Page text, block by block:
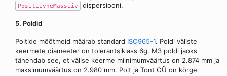
PositiivneMassiiv dispersiooni.
5. Poldid
Poltide mõõtmeid määrab standard ISO965-1. Poldi väliste
keermete diameeter on tolerantsiklass 6g. M3 poldi jaoks
tähendab see, et välise keerme miinimumväärtus on 2.874 mm ja
maksimumväärtus on 2.980 mm. Polt ja Tont OÜ on kõrge